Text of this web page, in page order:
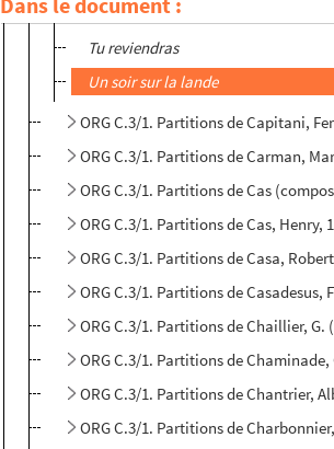
Je t'aimerai
Tu reviendras
Un soir sur la lande
ORG C.3/1. Partitions de Capitani,
ORG C.3/1. Partitions de Carman,
ORG C.3/1. Partitions de Cas
ORG C.3/1. Partitions de Cas, Henry,
ORG C.3/1. Partitions de Casa,
ORG C.3/1. Partitions de
ORG C.3/1. Partitions de Chaillier,
ORG C.3/1. Partitions de
ORG C.3/1. Partitions de Chantrier,
ORG C.3/1. Partitions de